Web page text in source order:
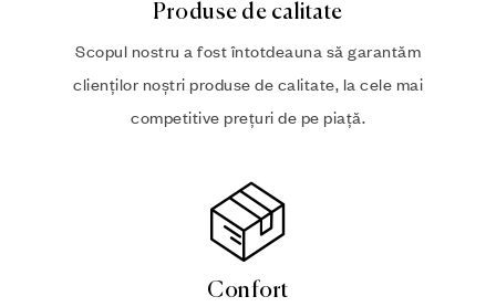
Produse de calitate
Scopul nostru a fost întotdeauna să garantăm
clienților noștri produse de calitate, la cele mai
competitive prețuri de pe piață.
Confort